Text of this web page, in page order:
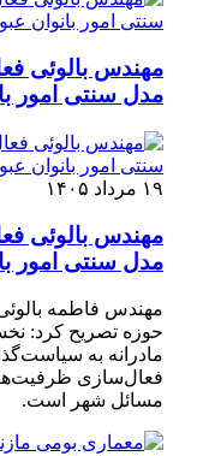
مهندس بالوئی
مدل سنتی امور
۱۹ مرداد ۱۴۰۵
مهندس بالوئی
مدل سنتی امور
مهندس فاطمه
حوزه تصریح کرد:
مادرانه به
فعال‌سازی
مسائل شهر است.